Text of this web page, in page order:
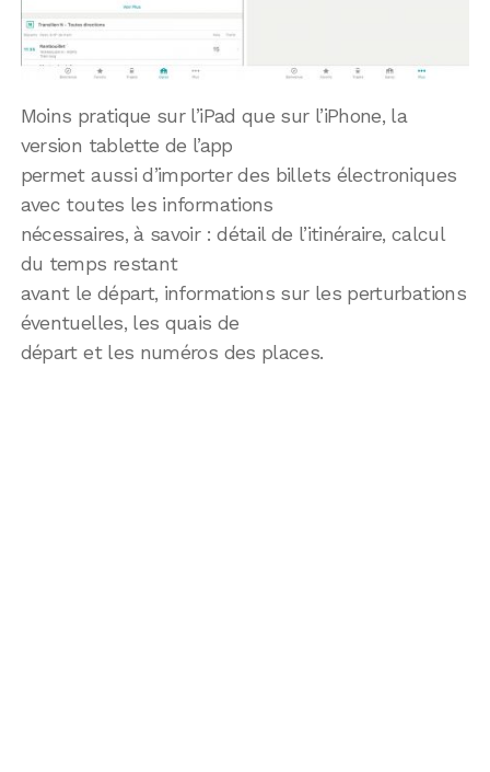
Moins pratique sur l’iPad que sur l’iPhone, la
version tablette de l’app
permet aussi d’importer des billets électroniques
avec toutes les informations
nécessaires, à savoir : détail de l’itinéraire, calcul
du temps restant
avant le départ, informations sur les perturbations
éventuelles, les quais de
départ et les numéros des places.